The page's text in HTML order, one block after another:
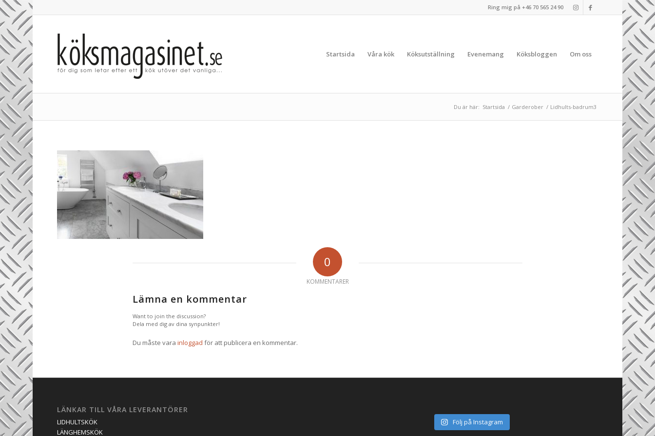
Ring mig på +46 70 565 24 90
Startsida Våra kök Köksutställning Evenemang Köksbloggen Om oss
Du är här: Startsida / Garderober / Lidhults-badrum3
0
KOMMENTARER
Lämna en kommentar
Want to join the discussion?
Dela med dig av dina synpunkter!
Du måste vara inloggad för att publicera en kommentar.
LÄNKAR TILL VÅRA LEVERANTÖRER
LIDHULTSKÖK
LÄNGHEMSKÖK
Följ på Instagram